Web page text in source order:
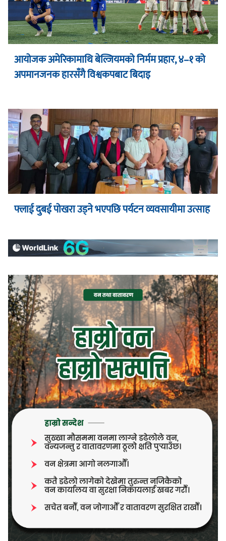
आयोजक अमेरिकामाथि बेल्जियमको निर्मम प्रहार, ४–१ को
अपमानजनक हारसँगै विश्वकपबाट बिदाइ
फ्लाई दुबई पोखरा उड्ने भएपछि पर्यटन व्यवसायीमा उत्साह